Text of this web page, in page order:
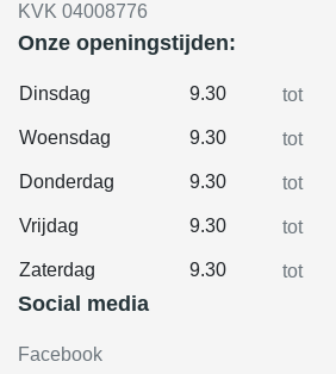
KVK 04008776
Onze openingstijden:
Dinsdag 9.30 tot
Woensdag 9.30 tot
Donderdag 9.30 tot
Vrijdag 9.30 tot
Zaterdag 9.30 tot
Social media
Facebook